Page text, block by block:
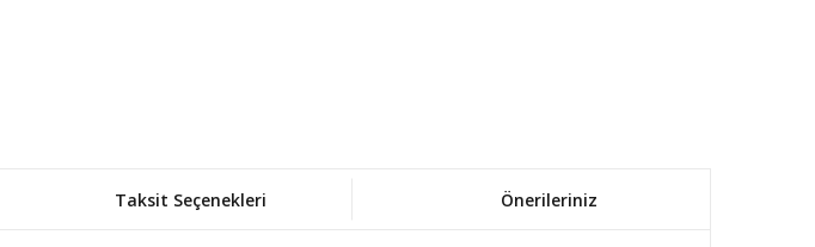
Taksit Seçenekleri Önerileriniz